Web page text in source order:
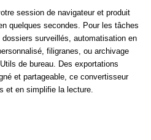
session de navigateur et produit
quelques secondes. Pour les tâches
surveillés, automatisation en
filigranes, ou archivage
de bureau. Des exportations
et partageable, ce convertisseur
et en simplifie la lecture.